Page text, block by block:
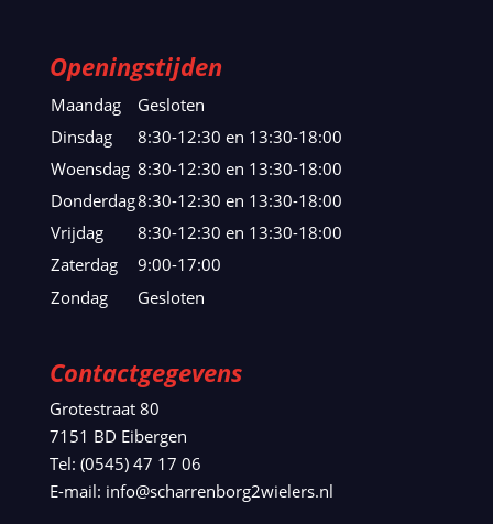
Openingstijden
Maandag
Gesloten
Dinsdag
8:30-12:30 en 13:30-18:00
Woensdag 8:30-12:30 en 13:30-18:00
Donderdag8:30-12:30 en 13:30-18:00
Vrijdag
8:30-12:30 en 13:30-18:00
Zaterdag
9:00-17:00
Zondag
Gesloten
Contactgegevens
Grotestraat 80
7151 BD Eibergen
Tel: (0545) 47 17 06
E-mail: info@scharrenborg2wielers.nl